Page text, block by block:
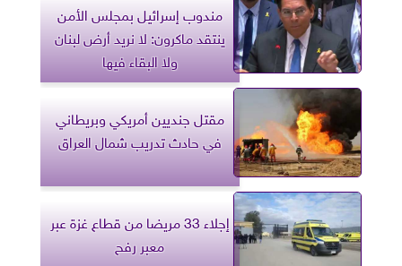
مندوب إسرائيل بمجلس الأمن
ينتقد ماكرون: لا نريد أرض لبنان
ولا البقاء فيها
مقتل جنديين أمريكي وبريطاني
في حادث تدريب شمال العراق
إجلاء 33 مريضا من قطاع غزة عبر
معبر رفح